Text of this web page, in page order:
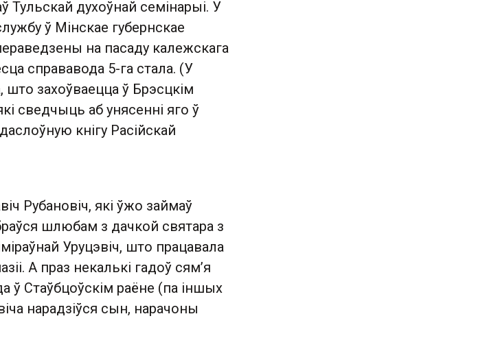
Тульскай духоўнай семінарыі. У
ў Мінскае губернскае
на пасаду калежскага
справавода 5-га стала. (У
што захоўваецца ў Брэсцкім
сведчыць аб унясенні яго ў
кнігу Расійскай
Рубановіч, які ўжо займаў
шлюбам з дачкой святара з
Уруцэвіч, што працавала
А праз некалькі гадоў сям’я
ў Стаўбцоўскім раёне (па іншых
нарадзіўся сын, нарачоны